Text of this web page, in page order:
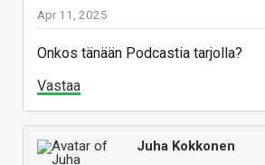
Apr 11, 2025
Onkos tänään Podcastia tarjolla?
Vastaa
Juha Kokkonen